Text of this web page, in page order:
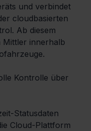
und verbindet
cloudbasierten
Ab diesem
Mittler innerhalb
Kontrolle über
Statusdaten
Cloud-Plattform